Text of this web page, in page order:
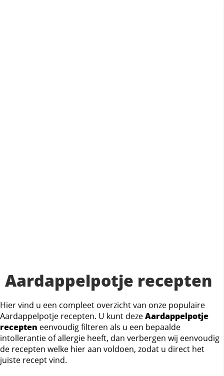
Aardappelpotje recepten
Hier vind u een compleet overzicht van onze populaire
Aardappelpotje recepten. U kunt dezeAardappelpotje
recepten eenvoudig filteren als u een bepaalde
intollerantie of allergie heeft, dan verbergen wij eenvoudig
de recepten welke hier aan voldoen, zodat u direct het
juiste recept vind.